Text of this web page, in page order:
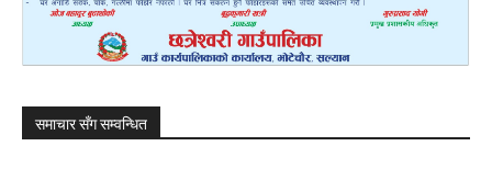
समाचार सँग सम्वन्धित